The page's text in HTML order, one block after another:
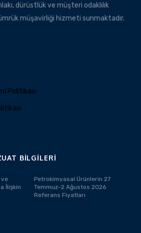
dürüstlük ve müşteri odaklılık
müşavirliği hizmeti sunmaktadır.
Politikası
BILGILERI
ve
İlişkin
Petrokimyasal Ürünlerin 27
Temmuz-2 Ağustos 2026
Referans Fiyatları